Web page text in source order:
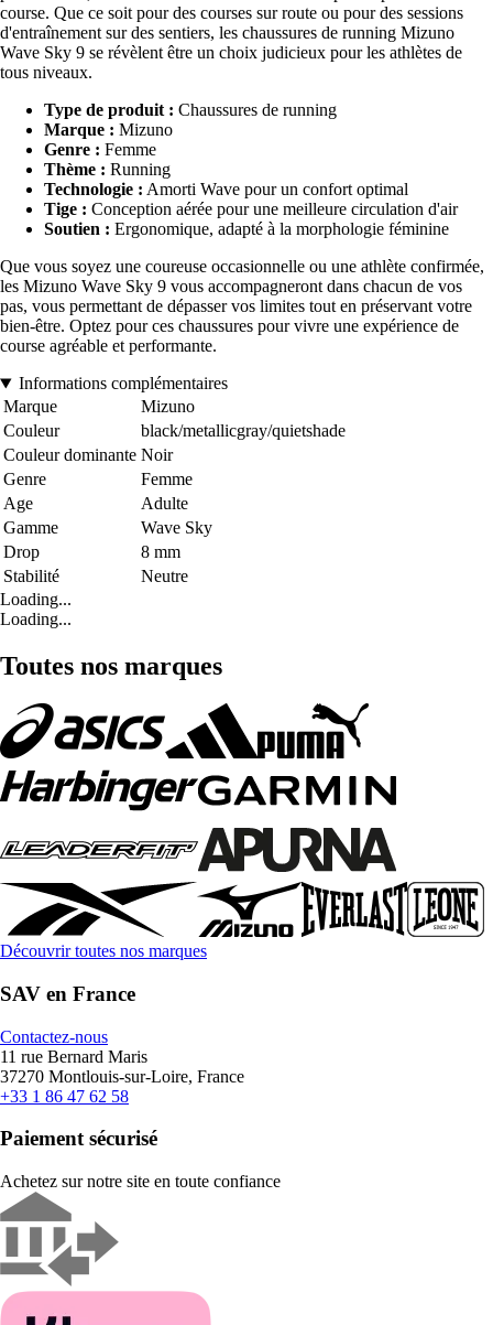
course. Que ce soit pour des courses sur route ou pour des sessions
d'entraînement sur des sentiers, les chaussures de running Mizuno
Wave Sky 9 se révèlent être un choix judicieux pour les athlètes de
tous niveaux.
Type de produit : Chaussures de running
Marque : Mizuno
Genre : Femme
Thème : Running
Technologie : Amorti Wave pour un confort optimal
Tige : Conception aérée pour une meilleure circulation d'air
Soutien : Ergonomique, adapté à la morphologie féminine
Que vous soyez une coureuse occasionnelle ou une athlète confirmée,
les Mizuno Wave Sky 9 vous accompagneront dans chacun de vos
pas, vous permettant de dépasser vos limites tout en préservant votre
bien-être. Optez pour ces chaussures pour vivre une expérience de
course agréable et performante.
Informations complémentaires
Marque
Mizuno
Couleur
black/metallicgray/quietshade
Couleur dominante Noir
Genre
Femme
Age
Adulte
Gamme
Wave Sky
Drop
8 mm
Stabilité
Neutre
Loading...
Loading...
Toutes nos marques
Découvrir toutes nos marques
SAV en France
Contactez-nous
11 rue Bernard Maris
37270 Montlouis-sur-Loire, France
+33 1 86 47 62 58
Paiement sécurisé
Achetez sur notre site en toute confiance